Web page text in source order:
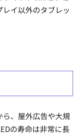
イ以外のタブレッ
ら、屋外広告や大規
の寿命は非常に長